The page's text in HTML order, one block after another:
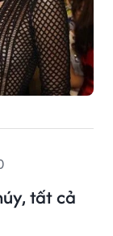
tất cả